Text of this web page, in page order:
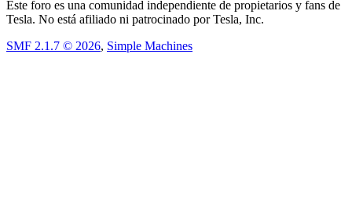
Este foro es una comunidad independiente de propietarios y fans de
Tesla. No está afiliado ni patrocinado por Tesla, Inc.
SMF 2.1.7 © 2026, Simple Machines